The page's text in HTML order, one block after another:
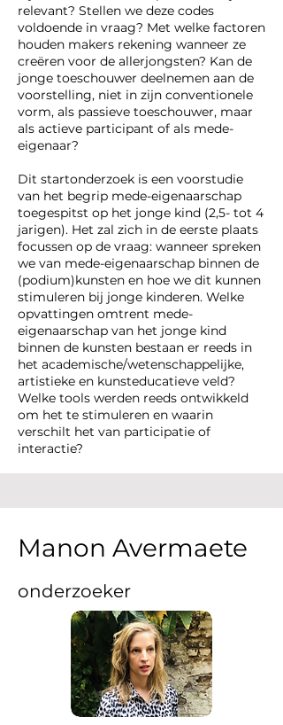
relevant? Stellen we deze codes
voldoende in vraag? Met welke factoren
houden makers rekening wanneer ze
creëren voor de allerjongsten? Kan de
jonge toeschouwer deelnemen aan de
voorstelling, niet in zijn conventionele
vorm, als passieve toeschouwer, maar
als actieve participant of als mede-
eigenaar?
Dit startonderzoek is een voorstudie
van het begrip mede-eigenaarschap
toegespitst op het jonge kind (2,5- tot 4
jarigen). Het zal zich in de eerste plaats
focussen op de vraag: wanneer spreken
we van mede-eigenaarschap binnen de
(podium)kunsten en hoe we dit kunnen
stimuleren bij jonge kinderen. Welke
opvattingen omtrent mede-
eigenaarschap van het jonge kind
binnen de kunsten bestaan er reeds in
het academische/wetenschappelijke,
artistieke en kunsteducatieve veld?
Welke tools werden reeds ontwikkeld
om het te stimuleren en waarin
verschilt het van participatie of
interactie?
Manon Avermaete
onderzoeker